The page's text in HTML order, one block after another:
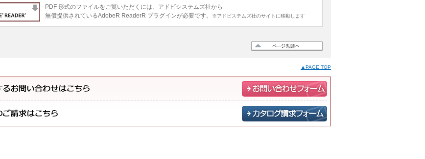
PDF 形式のファイルをご覧いただくには、アドビシステムズ社から
無償提供されているAdobeR ReaderR プラグインが必要です。
※アドビステムズ社のサイトに移動します
▲PAGE TOP